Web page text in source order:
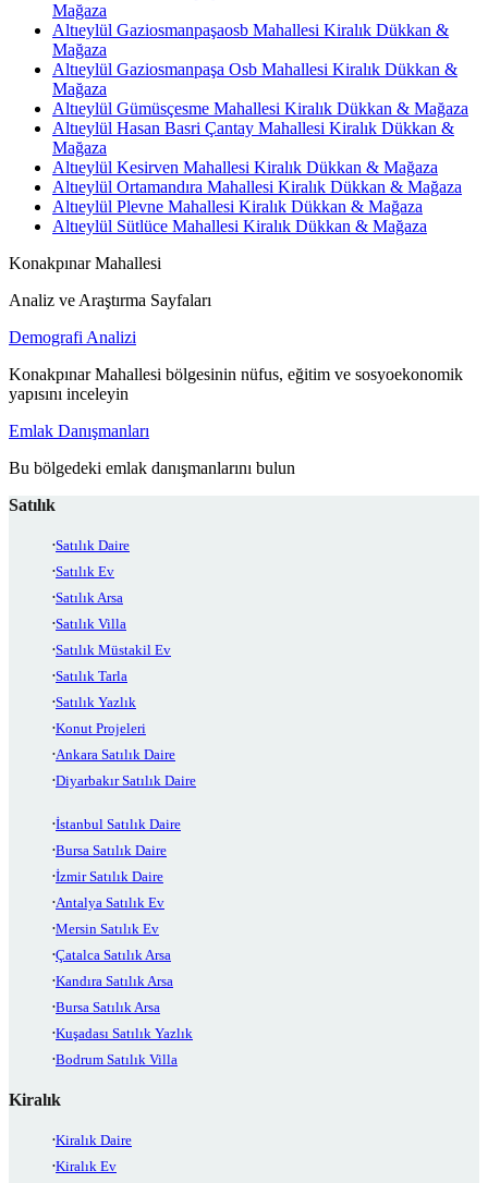
Mağaza
Altıeylül Gaziosmanpaşaosb Mahallesi Kiralık Dükkan &
Mağaza
Altıeylül Gaziosmanpaşa Osb Mahallesi Kiralık Dükkan &
Mağaza
Altıeylül Gümüsçesme Mahallesi Kiralık Dükkan & Mağaza
Altıeylül Hasan Basri Çantay Mahallesi Kiralık Dükkan &
Mağaza
Altıeylül Kesirven Mahallesi Kiralık Dükkan & Mağaza
Altıeylül Ortamandıra Mahallesi Kiralık Dükkan & Mağaza
Altıeylül Plevne Mahallesi Kiralık Dükkan & Mağaza
Altıeylül Sütlüce Mahallesi Kiralık Dükkan & Mağaza
Konakpınar Mahallesi
Analiz ve Araştırma Sayfaları
Demografi Analizi
Konakpınar Mahallesi bölgesinin nüfus, eğitim ve sosyoekonomik
yapısını inceleyin
Emlak Danışmanları
Bu bölgedeki emlak danışmanlarını bulun
Satılık
Satılık Daire
Satılık Ev
Satılık Arsa
Satılık Villa
Satılık Müstakil Ev
Satılık Tarla
Satılık Yazlık
Konut Projeleri
Ankara Satılık Daire
Diyarbakır Satılık Daire
İstanbul Satılık Daire
Bursa Satılık Daire
İzmir Satılık Daire
Antalya Satılık Ev
Mersin Satılık Ev
Çatalca Satılık Arsa
Kandıra Satılık Arsa
Bursa Satılık Arsa
Kuşadası Satılık Yazlık
Bodrum Satılık Villa
Kiralık
Kiralık Daire
Kiralık Ev